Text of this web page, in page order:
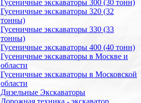
Гусеничные экскаваторы 300 (30 тонн)
Гусеничные экскаваторы 320 (32
тонны)
Гусеничные экскаваторы 330 (33
тонны)
Гусеничные экскаваторы 400 (40 тонн)
Гусеничные экскаваторы в Москве и
области
Гусеничные экскаваторы в Московской
области
Дизельные Экскаваторы
Дорожная техника - экскаватор